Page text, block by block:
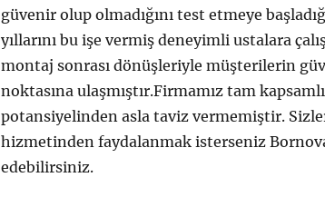
güvenir olup olmadığını test etmeye
yıllarını bu işe vermiş deneyimli ustalara
montaj sonrası dönüşleriyle müşterilerin
noktasına ulaşmıştır.Firmamız tam
potansiyelinden asla taviz vermemiştir.
hizmetinden faydalanmak isterseniz
edebilirsiniz.